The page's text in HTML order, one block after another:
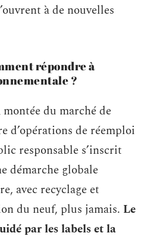
à de nouvelles
répondre à
?
du marché de
d’opérations de réemploi
responsable s’inscrit
démarche globale
avec recyclage et
du neuf, plus jamais. Le
par les labels et la